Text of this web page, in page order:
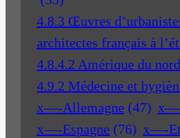
4.8.3 Œuvres
architectes français à
4.8.4.2 Amérique du nord
4.9.2 Médecine et
x—-Allemagne (47)
x—-Espagne (76) x—-